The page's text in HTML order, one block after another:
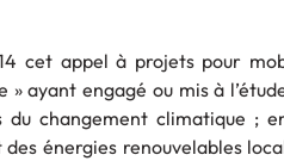
cet appel à projets pour
ayant engagé ou mis à
changement climatique ;
énergies renouvelables